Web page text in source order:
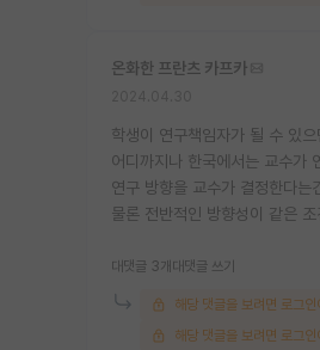
온화한 프란츠 카프카
학생이 연구책임자가 될 수 있
어디까지나 한국에서는 교수가
연구 방향을 교수가 결정한다는
물론 전반적인 방향성이 같은
대댓글 3개 대댓글 쓰기
해당 댓글을 보려면 로그
해당 댓글을 보려면 로그